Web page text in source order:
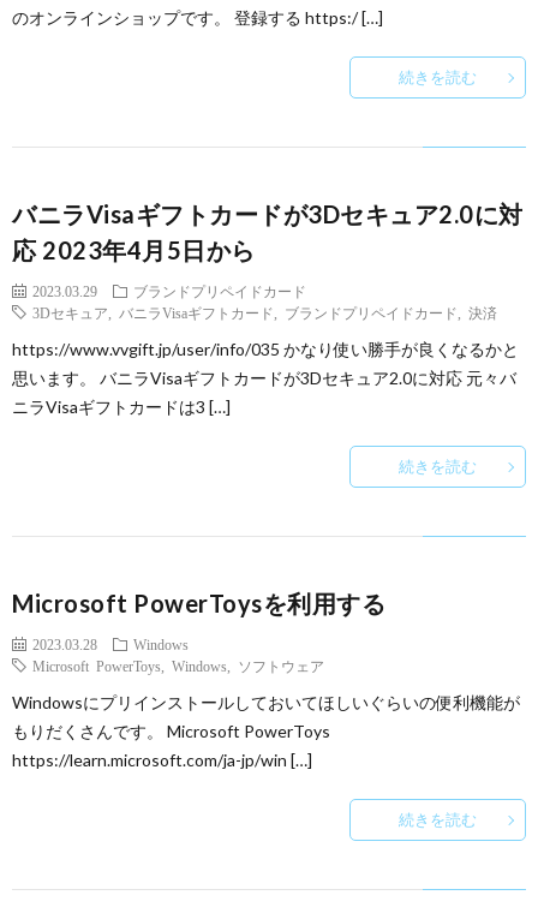
のオンラインショップです。 登録する https:/ […]
続きを読む
バニラVisaギフトカードが3Dセキュア2.0に対
応 2023年4月5日から
2023.03.29
ブランドプリペイドカード
3Dセキュア
バニラVisaギフトカード ブランドプリペイドカード 決済
https://www.vvgift.jp/user/info/035 かなり使い勝手が良くなるかと
思います。 バニラVisaギフトカードが3Dセキュア2.0に対応 元々バ
ニラVisaギフトカードは3 […]
続きを読む
Microsoft PowerToysを利用する
2023.03.28
Windows
Microsoft PowerToys
Windows ソフトウェア
Windowsにプリインストールしておいてほしいぐらいの便利機能が
もりだくさんです。 Microsoft PowerToys
https://learn.microsoft.com/ja-jp/win […]
続きを読む